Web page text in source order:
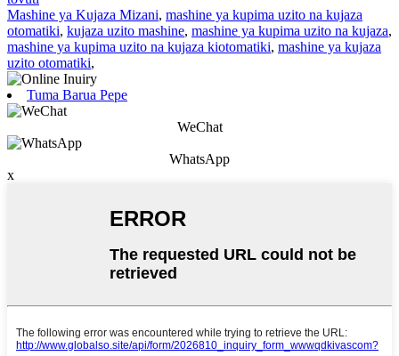
Mashine ya Kujaza Mizani, mashine ya kupima uzito na kujaza
otomatiki, kujaza uzito mashine, mashine ya kupima uzito na kujaza,
mashine ya kupima uzito na kujaza kiotomatiki, mashine ya kujaza
uzito otomatiki,
Tuma Barua Pepe
WeChat
WhatsApp
x